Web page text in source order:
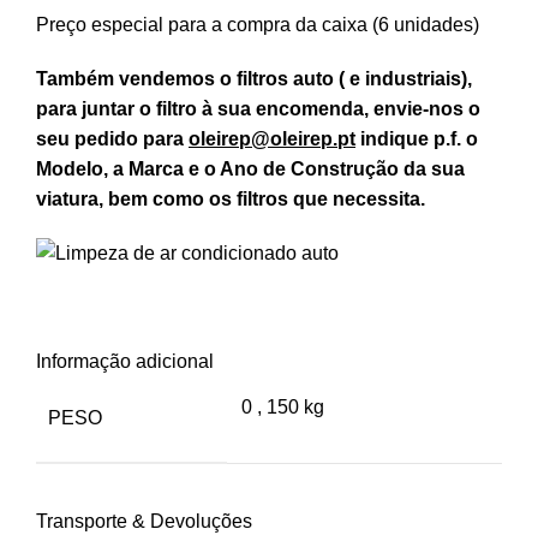
Preço especial para a compra da caixa (6 unidades)
Também vendemos o filtros auto ( e industriais),
para juntar o filtro à sua encomenda, envie-nos o
seu pedido para oleirep@oleirep.pt indique p.f. o
Modelo, a Marca e o Ano de Construção da sua
viatura, bem como os filtros que necessita.
Informação adicional
PESO
0 , 150 kg
Transporte & Devoluções